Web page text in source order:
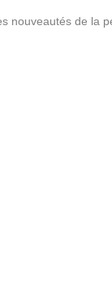
nouveautés de la